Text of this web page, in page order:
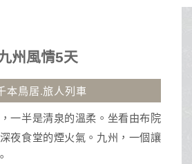
州風情5天
本鳥居.旅人列車
一半是清泉的溫柔。坐看由布院
夜食堂的煙火氣。九州，一個讓